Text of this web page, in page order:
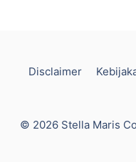
Disclaimer
© 2026 Stella Maris